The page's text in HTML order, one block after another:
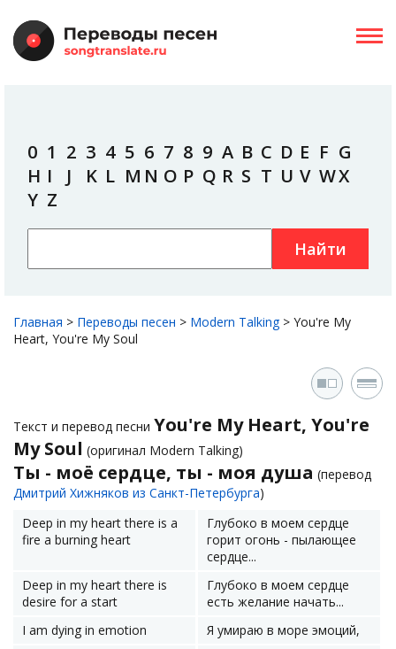
0 1 2 3 4 5 6 7 8 9 A B C D E F G
H I J K L M N O P Q R S T U V WX
Y Z
Найти
Главная > Переводы песен > Modern Talking> You're My
Heart, You're My Soul
Текст и перевод песни You're My Heart, You're
My Soul (оригинал Modern Talking)
Ты - моё сердце, ты - моя душа (перевод
Дмитрий Хижняков из Санкт-Петербурга)
Deep in my heart there is a
fire a burning heart
Глубоко в моем сердце
горит огонь - пылающее
сердце...
Deep in my heart there is
desire for a start
Глубоко в моем сердце
есть желание начать...
I am dying in emotion
Я умираю в море эмоций,